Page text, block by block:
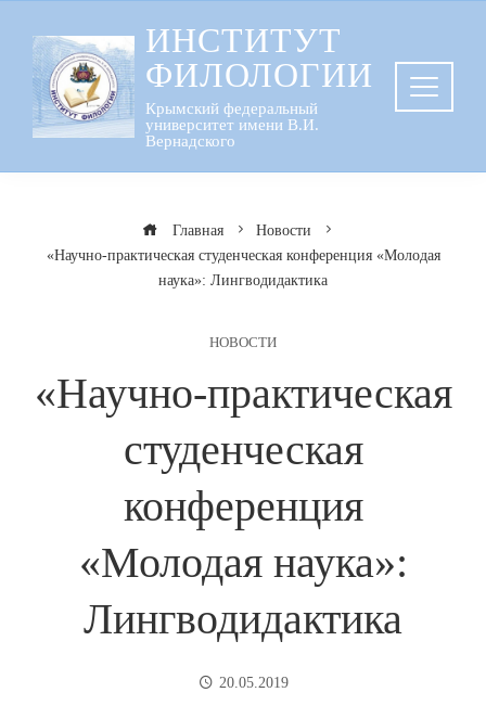
содержанию
ИНСТИТУТ
ФИЛОЛОГИИ
Крымский федеральный
университет имени В.И.
Вернадского
Главная
Новости
«Научно-практическая студенческая конференция «Молодая
наука»: Лингводидактика
НОВОСТИ
«Научно-практическая
студенческая
конференция
«Молодая наука»:
Лингводидактика
20.05.2019